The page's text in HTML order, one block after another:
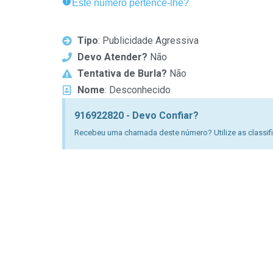
Este número pertence-lhe?
Tipo: Publicidade Agressiva
Devo Atender? Não
Tentativa de Burla? Não
Nome: Desconhecido
916922820 - Devo Confiar?
Recebeu uma chamada deste número? Utilize as